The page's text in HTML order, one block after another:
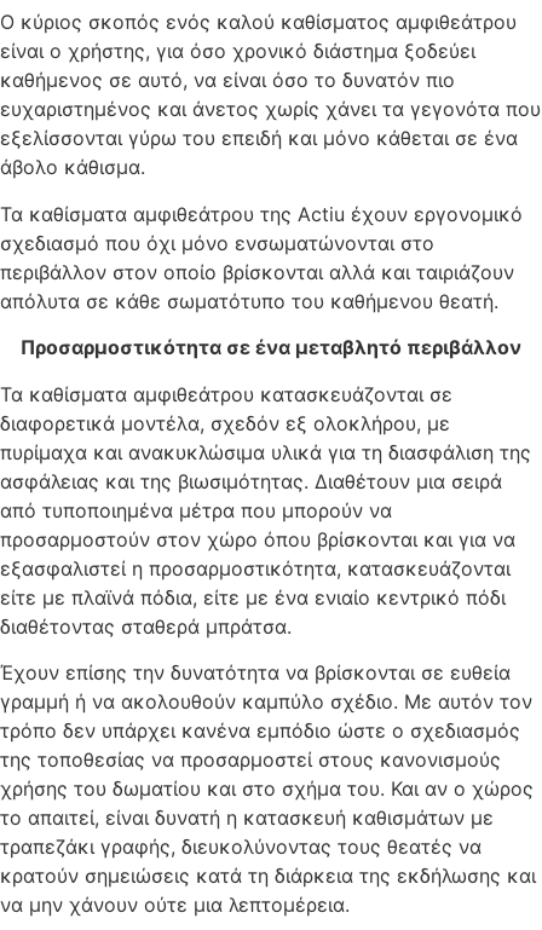
Ο κύριος σκοπός ενός καλού καθίσματος αμφιθεάτρου
είναι ο χρήστης, για όσο χρονικό διάστημα ξοδεύει
καθήμενος σε αυτό, να είναι όσο το δυνατόν πιο
ευχαριστημένος και άνετος χωρίς χάνει τα γεγονότα που
εξελίσσονται γύρω του επειδή και μόνο κάθεται σε ένα
άβολο κάθισμα.
Τα καθίσματα αμφιθεάτρου της Actiu έχουν εργονομικό
σχεδιασμό που όχι μόνο ενσωματώνονται στο
περιβάλλον στον οποίο βρίσκονται αλλά και ταιριάζουν
απόλυτα σε κάθε σωματότυπο του καθήμενου θεατή.
Προσαρμοστικότητα σε ένα μεταβλητό περιβάλλον
Τα καθίσματα αμφιθεάτρου κατασκευάζονται σε
διαφορετικά μοντέλα, σχεδόν εξ ολοκλήρου, με
πυρίμαχα και ανακυκλώσιμα υλικά για τη διασφάλιση της
ασφάλειας και της βιωσιμότητας. Διαθέτουν μια σειρά
από τυποποιημένα μέτρα που μπορούν να
προσαρμοστούν στον χώρο όπου βρίσκονται και για να
εξασφαλιστεί η προσαρμοστικότητα, κατασκευάζονται
είτε με πλαϊνά πόδια, είτε με ένα ενιαίο κεντρικό πόδι
διαθέτοντας σταθερά μπράτσα.
Έχουν επίσης την δυνατότητα να βρίσκονται σε ευθεία
γραμμή ή να ακολουθούν καμπύλο σχέδιο. Με αυτόν τον
τρόπο δεν υπάρχει κανένα εμπόδιο ώστε ο σχεδιασμός
της τοποθεσίας να προσαρμοστεί στους κανονισμούς
χρήσης του δωματίου και στο σχήμα του. Και αν ο χώρος
το απαιτεί, είναι δυνατή η κατασκευή καθισμάτων με
τραπεζάκι γραφής, διευκολύνοντας τους θεατές να
κρατούν σημειώσεις κατά τη διάρκεια της εκδήλωσης και
να μην χάνουν ούτε μια λεπτομέρεια.